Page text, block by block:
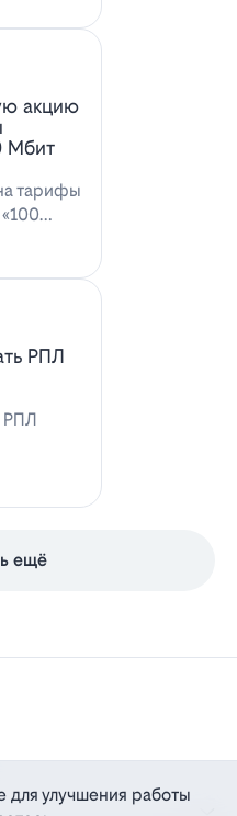
акцию
Мбит
тарифы
РПЛ
РПЛ
ещё
улучшения работы